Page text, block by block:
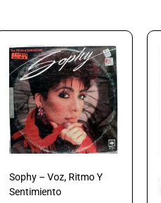
Sophy – Voz, Ritmo Y
Sentimiento